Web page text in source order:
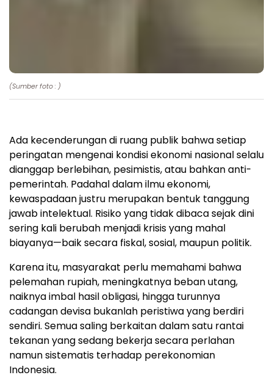
(Sumber foto : )
Ada kecenderungan di ruang publik bahwa setiap
peringatan mengenai kondisi ekonomi nasional selalu
dianggap berlebihan, pesimistis, atau bahkan anti-
pemerintah. Padahal dalam ilmu ekonomi,
kewaspadaan justru merupakan bentuk tanggung
jawab intelektual. Risiko yang tidak dibaca sejak dini
sering kali berubah menjadi krisis yang mahal
biayanya—baik secara fiskal, sosial, maupun politik.
Karena itu, masyarakat perlu memahami bahwa
pelemahan rupiah, meningkatnya beban utang,
naiknya imbal hasil obligasi, hingga turunnya
cadangan devisa bukanlah peristiwa yang berdiri
sendiri. Semua saling berkaitan dalam satu rantai
tekanan yang sedang bekerja secara perlahan
namun sistematis terhadap perekonomian
Indonesia.